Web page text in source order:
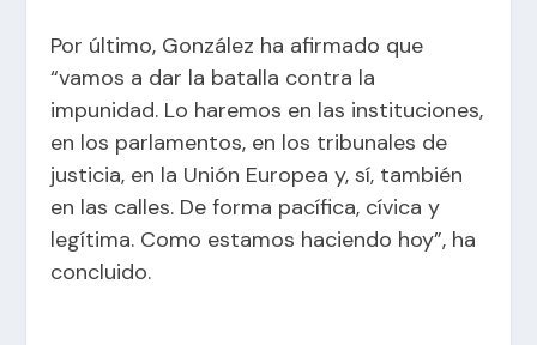
Por último, González ha afirmado que
“vamos a dar la batalla contra la
impunidad. Lo haremos en las instituciones,
en los parlamentos, en los tribunales de
justicia, en la Unión Europea y, sí, también
en las calles. De forma pacífica, cívica y
legítima. Como estamos haciendo hoy”, ha
concluido.